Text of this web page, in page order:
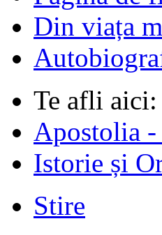
Din viața
Te afli aici:
Apostolia -
Istorie și
Stire